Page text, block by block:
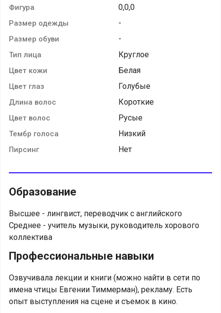
Фигура 0,0,0
Размер одежды -
Размер обуви -
Тип лица Круглое
Цвет кожи Белая
Цвет глаз Голубые
Длина волос Короткие
Цвет волос Русые
Тембр голоса Низкий
Пирсинг Нет
Образование
Высшее - лингвист, переводчик с английского
Среднее - учитель музыки, руководитель хорового
коллектива
Профессиональные навыки
Озвучивала лекции и книги (можно найти в сети по
имена чтицы Евгении Тиммерман), рекламу. Есть
опыт выступления на сцене и съемок в кино.